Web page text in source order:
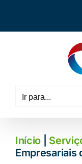
content
Ir para...
Início
Empresariais